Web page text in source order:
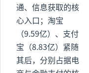
通、信息获取的核
心入口；淘宝
（9.59亿）、支付
宝（8.83亿）紧随
其后，分别占据电